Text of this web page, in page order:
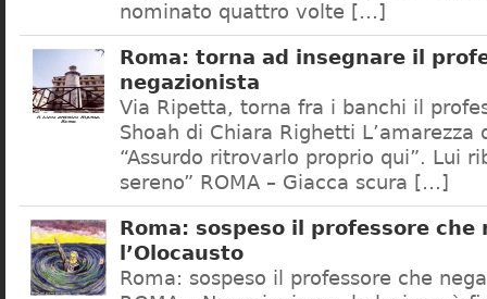
nominato quattro volte […]
Roma: torna ad insegnare il
negazionista
Via Ripetta, torna fra i banchi il
Shoah di Chiara Righetti L’amarezza
“Assurdo ritrovarlo proprio qui”. Lui
sereno” ROMA – Giacca scura […]
Roma: sospeso il professore che
l’Olocausto
Roma: sospeso il professore che